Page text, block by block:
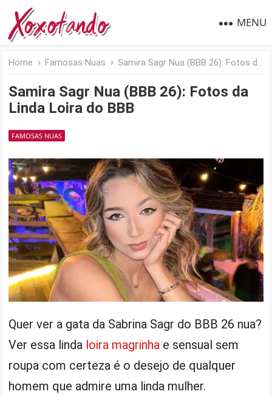
MENU
Home Famosas Nuas Samira Sagr Nua (BBB 26): Fotos da Linda Loira do BBB
Samira Sagr Nua (BBB 26): Fotos da
Linda Loira do BBB
FAMOSAS NUAS
Quer ver a gata da Sabrina Sagr do BBB 26 nua?
Ver essa linda loira magrinha e sensual sem
roupa com certeza é o desejo de qualquer
homem que admire uma linda mulher.